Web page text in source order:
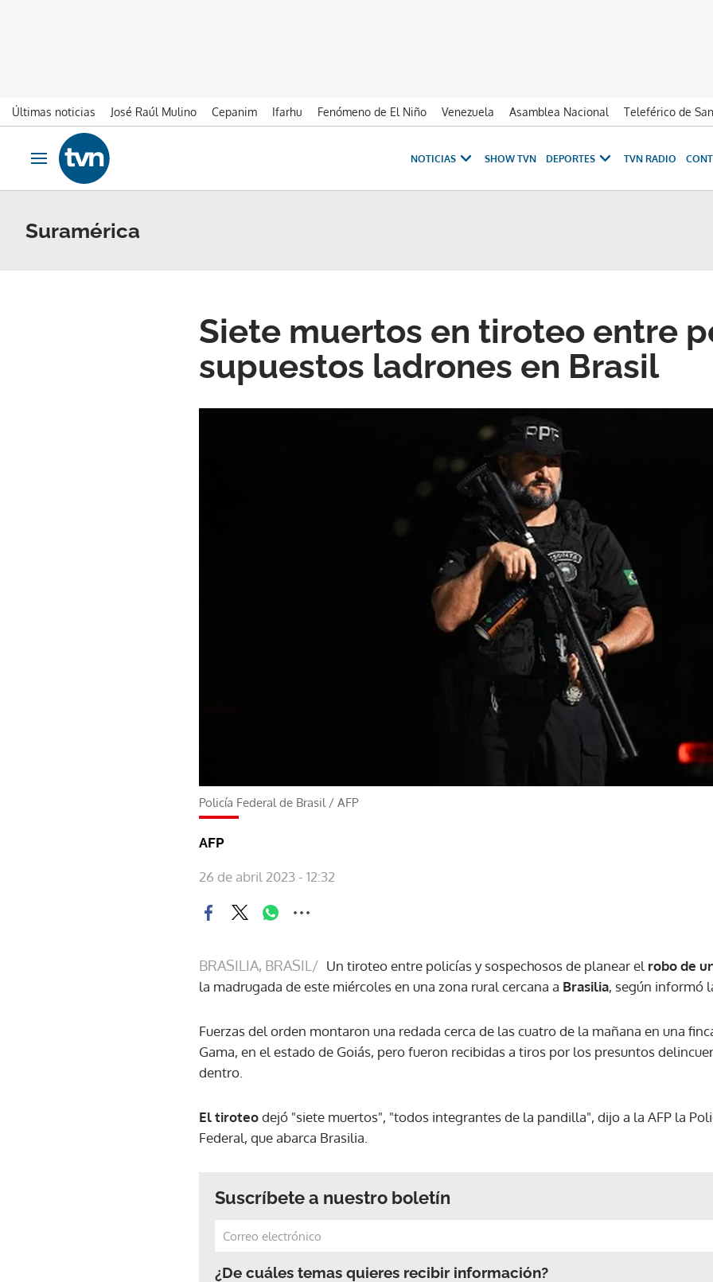
Últimas noticias José Raúl Mulino Cepanim Ifarhu Fenómeno de El Niño Venezuela Asamblea Nacional
Teleférico de
Ir al contenido
Obrir navegació
NOTICIAS SHOW TVN DEPORTES TVN RADIO
Suramérica
Siete muertos en tiroteo entre
supuestos ladrones en Brasil
Policía Federal de Brasil / AFP
AFP
26 de abril 2023 - 12:32
BRASILIA, BRASIL/ Un tiroteo entre policías y sospechosos de planear el robo de
la madrugada de este miércoles en una zona rural cercana a Brasilia, según informó
Fuerzas del orden montaron una redada cerca de las cuatro de la mañana en una
Gama, en el estado de Goiás, pero fueron recibidas a tiros por los presuntos
dentro.
El tiroteodejó "siete muertos", "todos integrantes de la pandilla", dijo a la AFP la
Federal, que abarca Brasilia.
Suscríbete a nuestro boletín
¿De cuáles temas quieres recibir información?